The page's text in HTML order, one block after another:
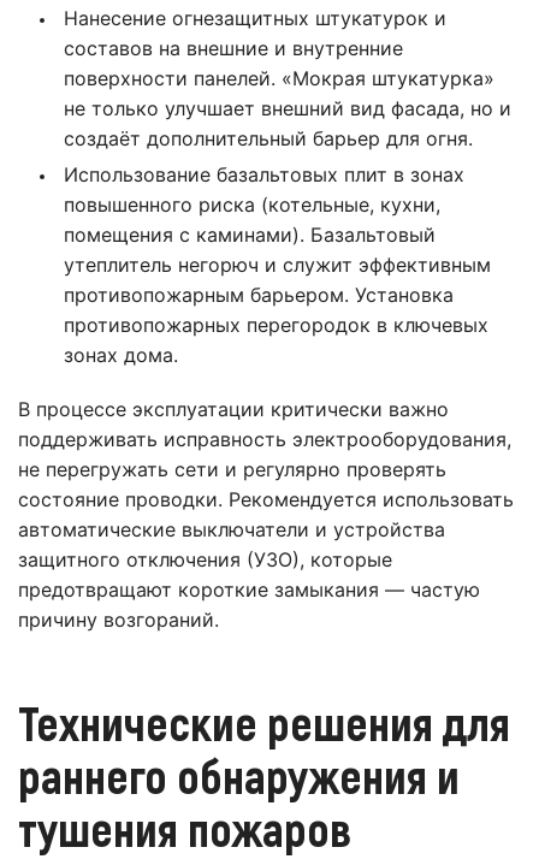
Нанесение огнезащитных штукатурок и
составов на внешние и внутренние
поверхности панелей. «Мокрая штукатурка»
не только улучшает внешний вид фасада, но и
создаёт дополнительный барьер для огня.
Использование базальтовых плит в зонах
повышенного риска (котельные, кухни,
помещения с каминами). Базальтовый
утеплитель негорюч и служит эффективным
противопожарным барьером. Установка
противопожарных перегородок в ключевых
зонах дома.
В процессе эксплуатации критически важно
поддерживать исправность электрооборудования,
не перегружать сети и регулярно проверять
состояние проводки. Рекомендуется использовать
автоматические выключатели и устройства
защитного отключения (УЗО), которые
предотвращают короткие замыкания — частую
причину возгораний.
Технические решения для
раннего обнаружения и
тушения пожаров